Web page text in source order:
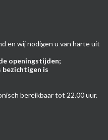
en wij nodigen u van harte uit
openingstijden;
bezichtigen is
bereikbaar tot 22.00 uur.